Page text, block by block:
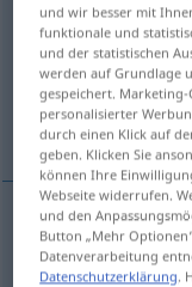
Übersicht aller
(Für mehr Details die
Toast
Toastm toast(≈
und wir besser mit
funktionale und
und der statistischen
werden auf Grundlage
gespeichert.
personalisierter
durch einen Klick auf
geben. Klicken Sie
können Ihre
Webseite widerrufen.
und den
Button „Mehr
Datenverarbeitung
Datenschutzerklärung.